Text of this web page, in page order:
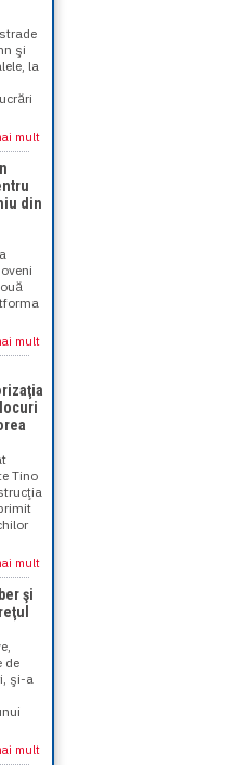
şi
la
mult
din
mult
Tino
mult
şi
de
şi-a
mult